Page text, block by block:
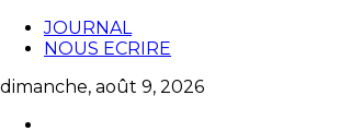
JOURNAL
NOUS ECRIRE
dimanche, août 9, 2026